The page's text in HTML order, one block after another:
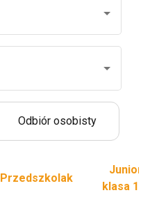
Odbiór osobisty
Przedszkolak
Junior
klasa 1-3